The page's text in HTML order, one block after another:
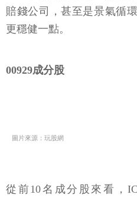
賠錢公司，甚至是景氣循
更穩健一點。
00929成分股
圖片來源：玩股網
從前10名成分股來看，